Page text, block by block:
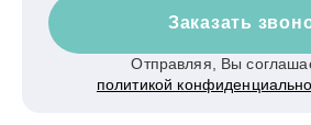
Заказать
Отправляя, Вы
политикой